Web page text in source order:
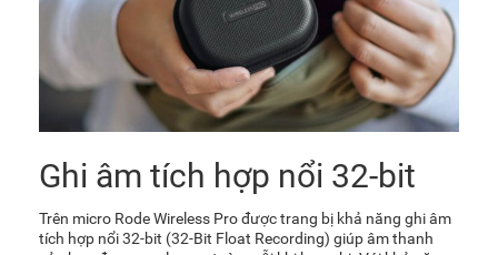
Ghi âm tích hợp nổi 32-bit
Trên micro Rode Wireless Pro được trang bị khả năng ghi âm
tích hợp nổi 32-bit (32-Bit Float Recording) giúp âm thanh